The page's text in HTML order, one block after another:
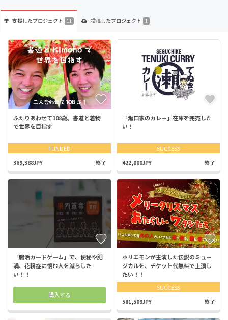
支援したプロジェクト 11 投稿したプロジェクト 1
ふたりあわせて108歳。書道と着物
で世界を目指す
FUNDED
369,388JPY 終了
「瀬口家のカレー」在庫を完売した
い！
SUCCESS
422,000JPY 終了
「腸活カードゲーム」で、便秘や肥
満、花粉症に悩む人を減らした
い！！
購入する
ホリエモンが主演した伝説のミュー
ジカルを、チケット代無料で上演し
たい！！
SUCCESS
581,509JPY 終了